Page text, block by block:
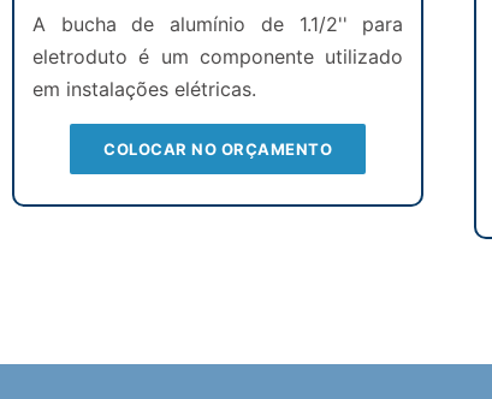
A bucha de alumínio de 1.1/2'' para
eletroduto é um componente utilizado
em instalações elétricas.
COLOCAR NO ORÇAMENTO